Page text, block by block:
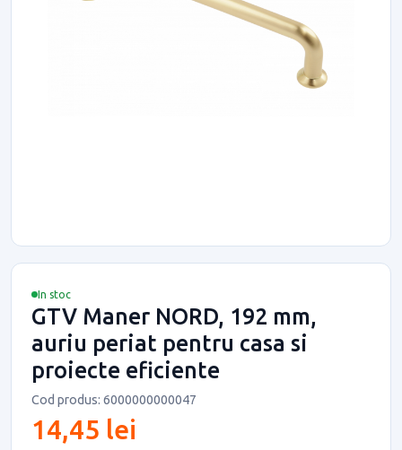
In stoc
GTV Maner NORD, 192 mm,
auriu periat pentru casa si
proiecte eficiente
Cod produs: 6000000000047
14,45 lei